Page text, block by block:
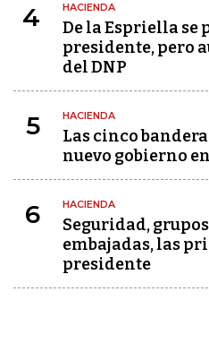
4 HACIENDA
De la Espriella se
presidente, pero
del DNP
5 HACIENDA
Las cinco
nuevo gobierno
6 HACIENDA
Seguridad,
embajadas, las
presidente